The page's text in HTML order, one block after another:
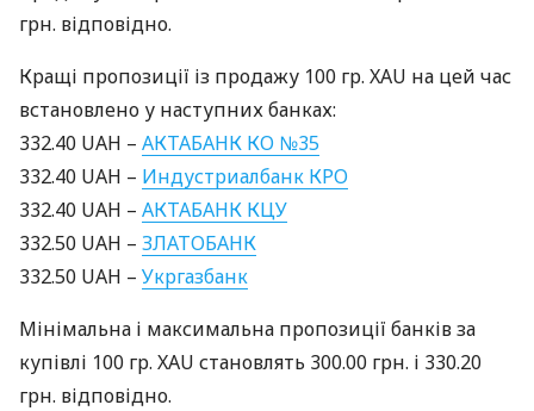
грн. відповідно.
Кращі пропозиції із продажу 100 гр. XAU на цей час
встановлено у наступних банках:
332.40 UAH – АКТАБАНК КО №35
332.40 UAH – Индустриалбанк КРО
332.40 UAH – АКТАБАНК КЦУ
332.50 UAH – ЗЛАТОБАНК
332.50 UAH – Укргазбанк
Мінімальна і максимальна пропозиції банків за
купівлі 100 гр. XAU становлять 300.00 грн. і 330.20
грн. відповідно.